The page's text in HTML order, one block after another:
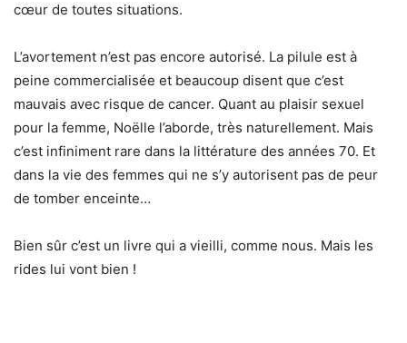
cœur de toutes situations.
L’avortement n’est pas encore autorisé. La pilule est à
peine commercialisée et beaucoup disent que c’est
mauvais avec risque de cancer. Quant au plaisir sexuel
pour la femme, Noëlle l’aborde, très naturellement. Mais
c’est infiniment rare dans la littérature des années 70. Et
dans la vie des femmes qui ne s’y autorisent pas de peur
de tomber enceinte…
Bien sûr c’est un livre qui a vieilli, comme nous. Mais les
rides lui vont bien !